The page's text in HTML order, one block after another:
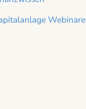
Webinare